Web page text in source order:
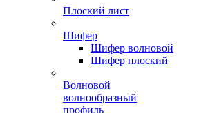
Плоский лист
Шифер
Шифер волновой
Шифер плоский
Волновой
волнообразный
профиль